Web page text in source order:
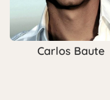
Carlos Baute